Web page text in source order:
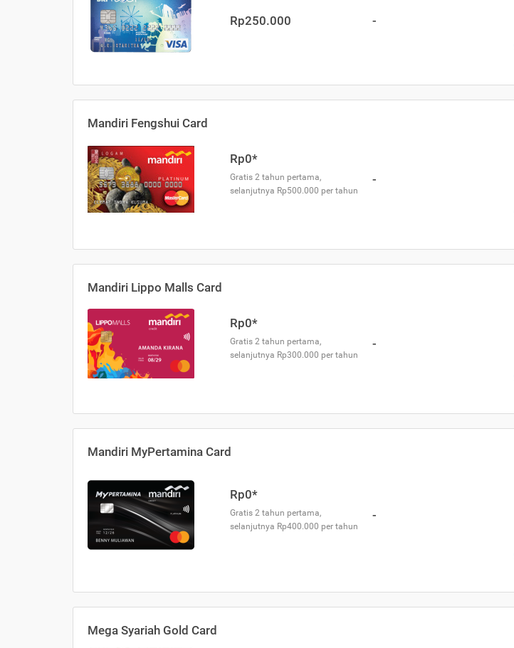
Rp250.000 -
Mandiri Fengshui Card
Rp0*
Gratis 2 tahun pertama,
selanjutnya Rp500.000 per tahun
-
Mandiri Lippo Malls Card
Rp0*
Gratis 2 tahun pertama,
selanjutnya Rp300.000 per tahun
-
Mandiri MyPertamina Card
Rp0*
Gratis 2 tahun pertama,
selanjutnya Rp400.000 per tahun
-
Mega Syariah Gold Card